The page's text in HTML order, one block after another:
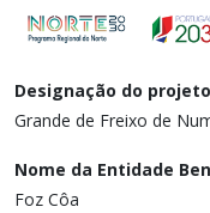
Designação do
Grande de Freixo de
Nome da Entidade
Foz Côa